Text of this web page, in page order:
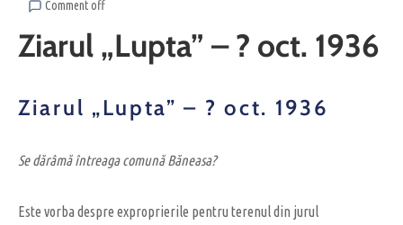
Comment off
Ziarul „Lupta” – ? oct. 1936
Ziarul „Lupta” – ? oct. 1936
Se dărâmă întreaga comună Băneasa?
Este vorba despre exproprierile pentru terenul din jurul